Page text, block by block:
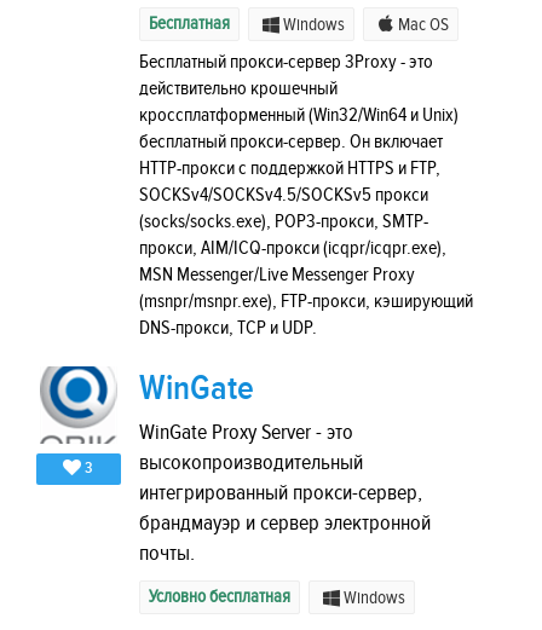
Бесплатная Windows Mac OS
Бесплатный прокси-сервер 3Proxy - это
действительно крошечный
кроссплатформенный (Win32/Win64 и Unix)
бесплатный прокси-сервер. Он включает
HTTP-прокси с поддержкой HTTPS и FTP,
SOCKSv4/SOCKSv4.5/SOCKSv5 прокси
(socks/socks.exe), POP3-прокси, SMTP-
прокси, AIM/ICQ-прокси (icqpr/icqpr.exe),
MSN Messenger/Live Messenger Proxy
(msnpr/msnpr.exe), FTP-прокси, кэширующий
DNS-прокси, TCP и UDP.
3
WinGate
WinGate Proxy Server - это
высокопроизводительный
интегрированный прокси-сервер,
брандмауэр и сервер электронной
почты.
Условно бесплатная Windows